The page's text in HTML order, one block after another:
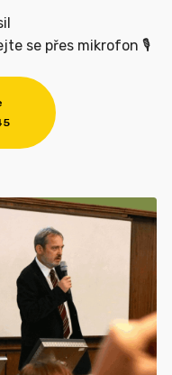
se přes mikrofon 🎙